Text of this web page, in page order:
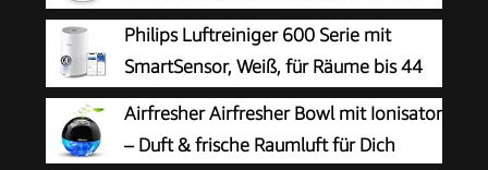
Weiß
Philips Luftreiniger 600 Serie mit
SmartSensor, Weiß, für Räume bis 44
m²
Airfresher Airfresher Bowl mit Ionisator
– Duft & frische Raumluft für Dich